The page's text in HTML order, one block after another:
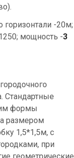
горизонтали -20м;
мощность -3
Стандартные
формы
размером
1,5*1,5м, с
при